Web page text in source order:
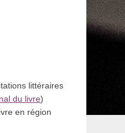
littéraires
du livre)
en région